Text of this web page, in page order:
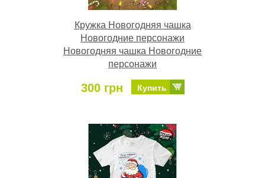
Кружка Новогодняя чашка
Новогодние персонажи
Новогодняя чашка Новогодние
персонажи
300 грн Купить